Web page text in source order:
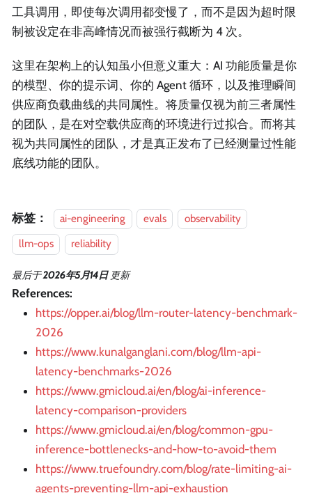
工具调用，即使每次调用都变慢了，而不是因为超时限
制被设定在非高峰情况而被强行截断为 4 次。
这里在架构上的认知虽小但意义重大：AI 功能质量是你
的模型、你的提示词、你的 Agent 循环，以及推理瞬间
供应商负载曲线的共同属性。将质量仅视为前三者属性
的团队，是在对空载供应商的环境进行过拟合。而将其
视为共同属性的团队，才是真正发布了已经测量过性能
底线功能的团队。
标签： ai-engineering evals
observability
llm-ops
reliability
最后于2026年5月14日 更新
References:
https://opper.ai/blog/llm-router-latency-benchmark-
2026
https://www.kunalganglani.com/blog/llm-api-
latency-benchmarks-2026
https://www.gmicloud.ai/en/blog/ai-inference-
latency-comparison-providers
https://www.gmicloud.ai/en/blog/common-gpu-
inference-bottlenecks-and-how-to-avoid-them
https://www.truefoundry.com/blog/rate-limiting-ai-
agents-preventing-llm-api-exhaustion